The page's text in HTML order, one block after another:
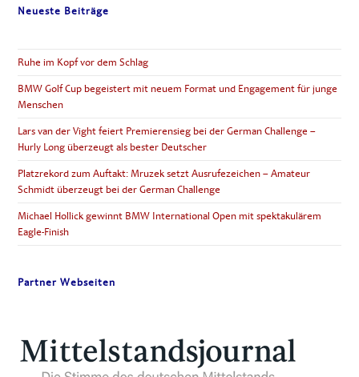
Neueste Beiträge
Ruhe im Kopf vor dem Schlag
BMW Golf Cup begeistert mit neuem Format und Engagement für junge
Menschen
Lars van der Vight feiert Premierensieg bei der German Challenge –
Hurly Long überzeugt als bester Deutscher
Platzrekord zum Auftakt: Mruzek setzt Ausrufezeichen – Amateur
Schmidt überzeugt bei der German Challenge
Michael Hollick gewinnt BMW International Open mit spektakulärem
Eagle-Finish
Partner Webseiten